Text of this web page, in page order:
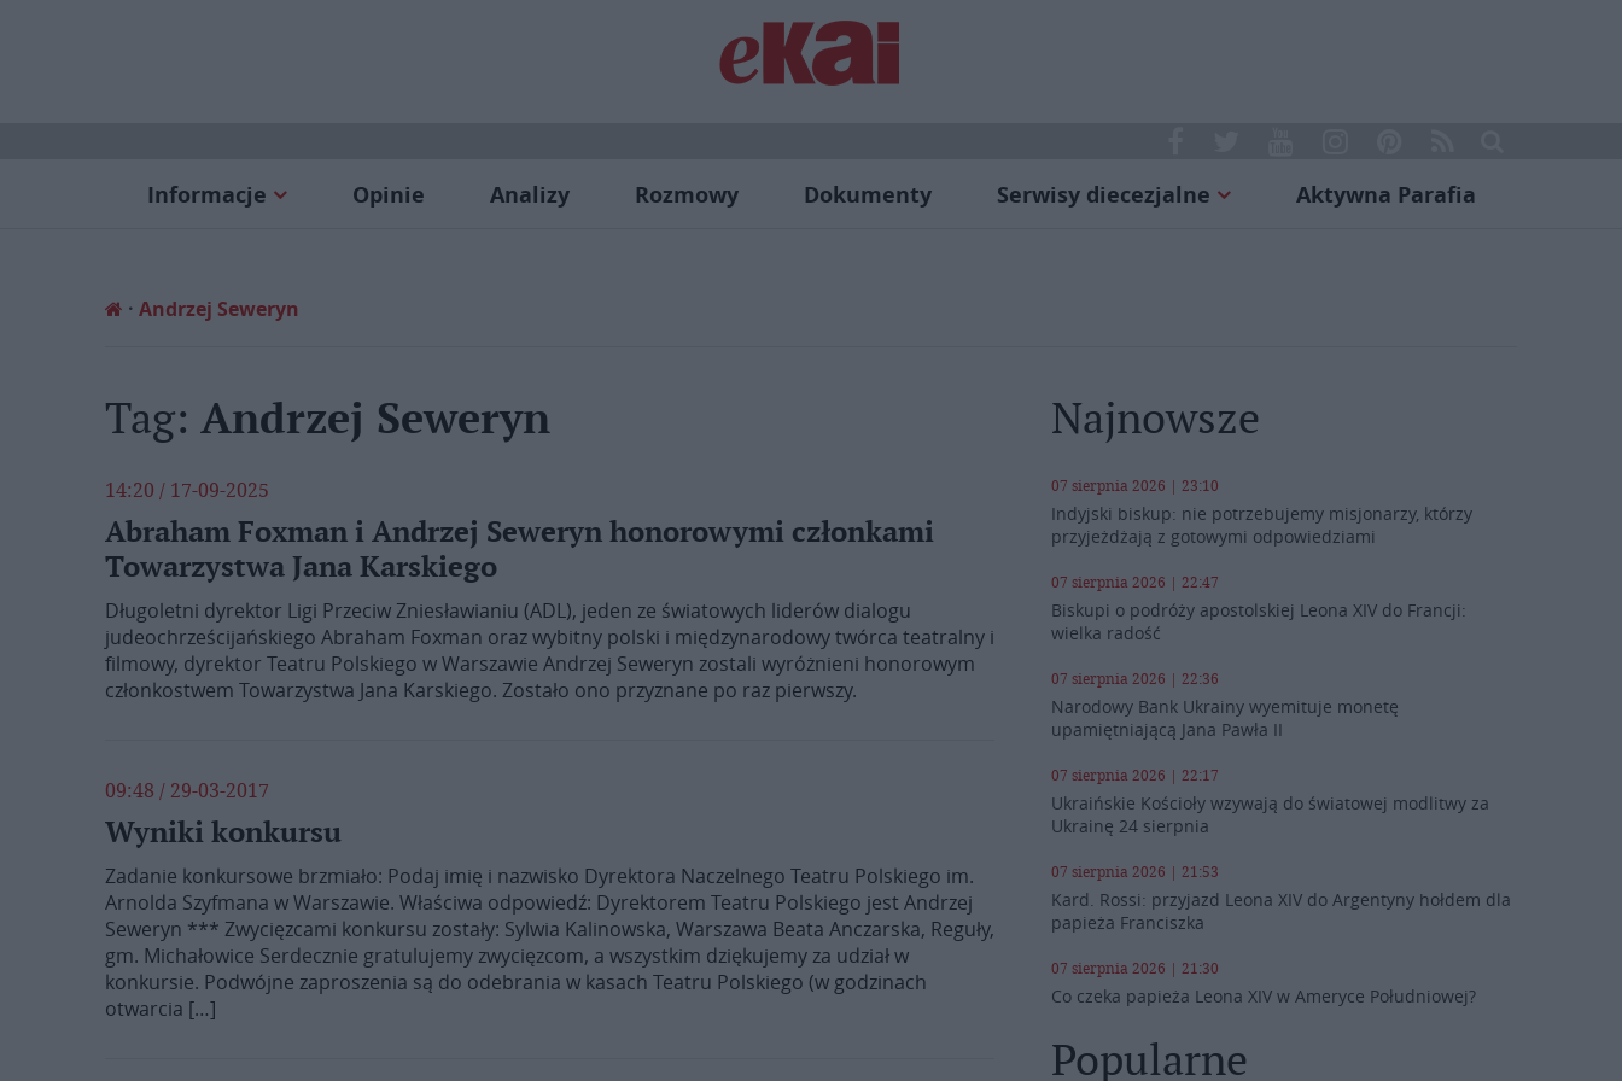
Informacje Opinie Analizy Rozmowy Dokumenty Serwisy diecezjalne Aktywna Parafia
Andrzej Seweryn
Tag: Andrzej Seweryn
14:20 / 17-09-2025
Abraham Foxman i Andrzej Seweryn honorowymi członkami
Towarzystwa Jana Karskiego
Długoletni dyrektor Ligi Przeciw Zniesławianiu (ADL), jeden ze światowych liderów dialogu
judeochrześcijańskiego Abraham Foxman oraz wybitny polski i międzynarodowy twórca teatralny i
filmowy, dyrektor Teatru Polskiego w Warszawie Andrzej Seweryn zostali wyróżnieni honorowym
członkostwem Towarzystwa Jana Karskiego. Zostało ono przyznane po raz pierwszy.
09:48 / 29-03-2017
Wyniki konkursu
Zadanie konkursowe brzmiało: Podaj imię i nazwisko Dyrektora Naczelnego Teatru Polskiego im.
Arnolda Szyfmana w Warszawie. Właściwa odpowiedź: Dyrektorem Teatru Polskiego jest Andrzej
Seweryn *** Zwycięzcami konkursu zostały: Sylwia Kalinowska, Warszawa Beata Anczarska, Reguły,
gm. Michałowice Serdecznie gratulujemy zwycięzcom, a wszystkim dziękujemy za udział w
konkursie. Podwójne zaproszenia są do odebrania w kasach Teatru Polskiego (w godzinach
otwarcia […]
Najnowsze
07 sierpnia 2026 | 23:10
Indyjski biskup: nie potrzebujemy misjonarzy, którzy
przyjeżdżają z gotowymi odpowiedziami
07 sierpnia 2026 | 22:47
Biskupi o podróży apostolskiej Leona XIV do Francji:
wielka radość
07 sierpnia 2026 | 22:36
Narodowy Bank Ukrainy wyemituje monetę
upamiętniającą Jana Pawła II
07 sierpnia 2026 | 22:17
Ukraińskie Kościoły wzywają do światowej modlitwy za
Ukrainę 24 sierpnia
07 sierpnia 2026 | 21:53
Kard. Rossi: przyjazd Leona XIV do Argentyny hołdem dla
papieża Franciszka
07 sierpnia 2026 | 21:30
Co czeka papieża Leona XIV w Ameryce Południowej?
Popularne